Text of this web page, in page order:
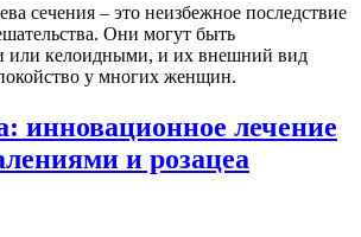
сечения – это неизбежное последствие
Они могут быть
или келоидными, и их внешний вид
у многих женщин.
инновационное лечение
и розацеа